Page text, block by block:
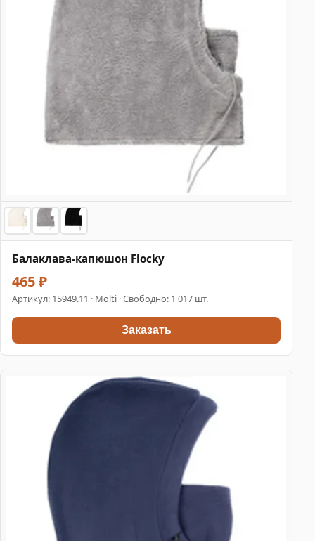
Балаклава-капюшон Flocky
465 ₽
Артикул: 15949.11 · Molti · Свободно: 1 017 шт.
Заказать